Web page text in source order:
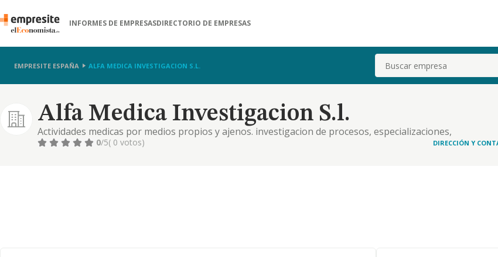
INFORMES DE EMPRESASDIRECTORIO DE EMPRESAS
EMPRESITE ESPAÑA ALFA MEDICA INVESTIGACION S.L. Buscar
Alfa Medica Investigacion S.l.
Actividades medicas por medios propios y ajenos. investigacion de procesos, especializaciones,
tratamientos e instrumental medico y quirurgico
0/5( 0 votos) DIRECCIÓN Y